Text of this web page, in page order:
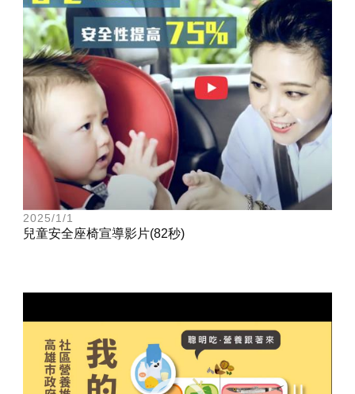
2025/1/1
兒童安全座椅宣導影片(82秒)